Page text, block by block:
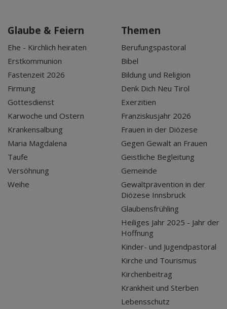
Glaube & Feiern
Ehe - Kirchlich heiraten
Erstkommunion
Fastenzeit 2026
Firmung
Gottesdienst
Karwoche und Ostern
Krankensalbung
Maria Magdalena
Taufe
Versöhnung
Weihe
Themen
Berufungspastoral
Bibel
Bildung und Religion
Denk Dich Neu Tirol
Exerzitien
Franziskusjahr 2026
Frauen in der Diözese
Gegen Gewalt an Frauen
Geistliche Begleitung
Gemeinde
Gewaltprävention in der
Diözese Innsbruck
Glaubensfrühling
Heiliges Jahr 2025 - Jahr der
Hoffnung
Kinder- und Jugendpastoral
Kirche und Tourismus
Kirchenbeitrag
Krankheit und Sterben
Lebensschutz